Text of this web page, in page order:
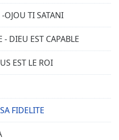
TI SATANI
DIEU EST CAPABLE
EST LE ROI
FIDELITE